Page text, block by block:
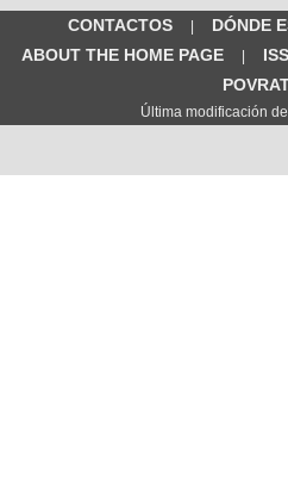
CONTACTOS | DÓNDE
ABOUT THE HOME PAGE
|
Última modificación